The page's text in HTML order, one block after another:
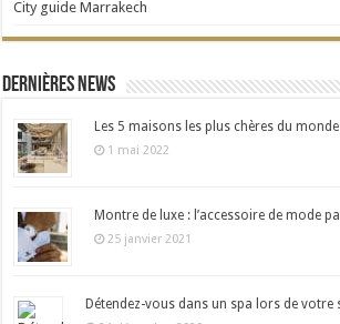
City guide Marrakech
Dernières news
Les 5 maisons les plus chères du monde
1 mai 2022
Montre de luxe : l’accessoire de mode
25 janvier 2021
Détendez-vous dans un spa lors de votre